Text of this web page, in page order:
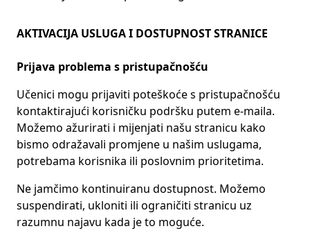
AKTIVACIJA USLUGA I DOSTUPNOST STRANICE
Prijava problema s pristupačnošću
Učenici mogu prijaviti poteškoće s pristupačnošću
kontaktirajući korisničku podršku putem e-maila.
Možemo ažurirati i mijenjati našu stranicu kako
bismo odražavali promjene u našim uslugama,
potrebama korisnika ili poslovnim prioritetima.
Ne jamčimo kontinuiranu dostupnost. Možemo
suspendirati, ukloniti ili ograničiti stranicu uz
razumnu najavu kada je to moguće.